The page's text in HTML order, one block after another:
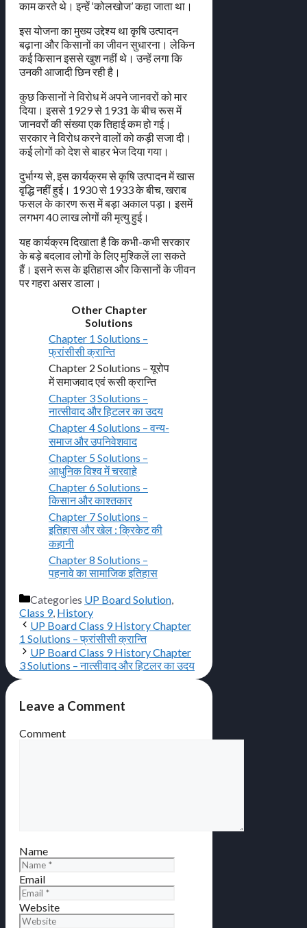
काम करते थे। इन्हें ‘कोलखोज’ कहा जाता था।
इस योजना का मुख्य उद्देश्य था कृषि उत्पादन
बढ़ाना और किसानों का जीवन सुधारना। लेकिन
कई किसान इससे खुश नहीं थे। उन्हें लगा कि
उनकी आजादी छिन रही है।
कुछ किसानों ने विरोध में अपने जानवरों को मार
दिया। इससे 1929 से 1931 के बीच रूस में
जानवरों की संख्या एक तिहाई कम हो गई।
सरकार ने विरोध करने वालों को कड़ी सजा दी।
कई लोगों को देश से बाहर भेज दिया गया।
दुर्भाग्य से, इस कार्यक्रम से कृषि उत्पादन में खास
वृद्धि नहीं हुई। 1930 से 1933 के बीच, खराब
फसल के कारण रूस में बड़ा अकाल पड़ा। इसमें
लगभग 40 लाख लोगों की मृत्यु हुई।
यह कार्यक्रम दिखाता है कि कभी-कभी सरकार
के बड़े बदलाव लोगों के लिए मुश्किलें ला सकते
हैं। इसने रूस के इतिहास और किसानों के जीवन
पर गहरा असर डाला।
Other Chapter
Solutions
Chapter 1 Solutions –
फ्रांसीसी क्रान्ति
Chapter 2 Solutions – यूरोप
में समाजवाद एवं रूसी क्रान्ति
Chapter 3 Solutions –
नात्सीवाद और हिटलर का उदय
Chapter 4 Solutions – वन्य-
समाज और उपनिवेशवाद
Chapter 5 Solutions –
आधुनिक विश्व में चरवाहे
Chapter 6 Solutions –
किसान और काश्तकार
Chapter 7 Solutions –
इतिहास और खेल : क्रिकेट की
कहानी
Chapter 8 Solutions –
पहनावे का सामाजिक इतिहास
Categories UP Board Solution
Class 9, History
UP Board Class 9 History Chapter
1 Solutions – फ्रांसीसी क्रान्ति
UP Board Class 9 History Chapter
3 Solutions – नात्सीवाद और हिटलर का उदय
Leave a Comment
Comment
Name
Email
Website